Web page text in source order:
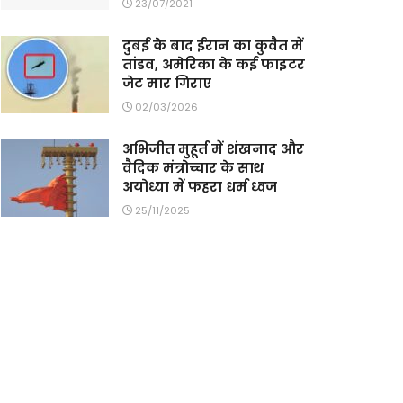
23/07/2021
दुबई के बाद ईरान का कुवैत में
तांडव, अमेरिका के कई फाइटर
जेट मार गिराए
02/03/2026
अभिजीत मुहूर्त में शंखनाद और
वैदिक मंत्रोच्चार के साथ
अयोध्या में फहरा धर्म ध्वज
25/11/2025